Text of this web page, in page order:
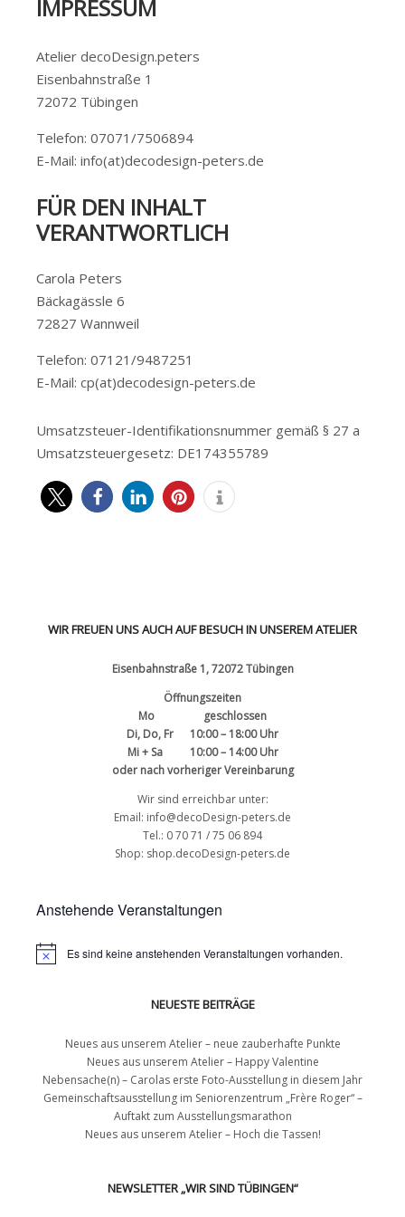
IMPRESSUM
Atelier decoDesign.peters
Eisenbahnstraße 1
72072 Tübingen
Telefon: 07071/7506894
E-Mail: info(at)decodesign-peters.de
FÜR DEN INHALT
VERANTWORTLICH
Carola Peters
Bäckagässle 6
72827 Wannweil
Telefon: 07121/9487251
E-Mail: cp(at)decodesign-peters.de
Umsatzsteuer-Identifikationsnummer gemäß § 27 a
Umsatzsteuergesetz: DE174355789
WIR FREUEN UNS AUCH AUF BESUCH IN UNSEREM ATELIER
Eisenbahnstraße 1, 72072 Tübingen
Öffnungszeiten
Mo geschlossen
Di, Do, Fr 10:00 – 18:00 Uhr
Mi + Sa 10:00 – 14:00 Uhr
oder nach vorheriger Vereinbarung
Wir sind erreichbar unter:
Email: info@decoDesign-peters.de
Tel.: 0 70 71 / 75 06 894
Shop: shop.decoDesign-peters.de
Anstehende Veranstaltungen
Es sind keine anstehenden Veranstaltungen vorhanden.
NEUESTE BEITRÄGE
Neues aus unserem Atelier – neue zauberhafte Punkte
Neues aus unserem Atelier – Happy Valentine
Nebensache(n) – Carolas erste Foto-Ausstellung in diesem Jahr
Gemeinschaftsausstellung im Seniorenzentrum „Frère Roger“ –
Auftakt zum Ausstellungsmarathon
Neues aus unserem Atelier – Hoch die Tassen!
NEWSLETTER „WIR SIND TÜBINGEN“